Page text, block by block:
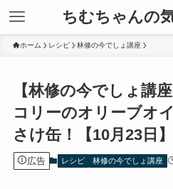
ちむちゃんの
ホーム レシピ 林修の今でしょ講座
【林修の今でしょ講
コリーのオリーブオ
さけ缶！【10月23日】
広告 レシピ 林修の今でしょ講座